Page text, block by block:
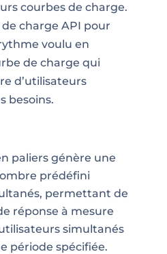
courbes de charge.
charge API pour
voulu en
de charge qui
d’utilisateurs
besoins.
paliers génère une
prédéfini
permettant de
réponse à mesure
simultanés
période spécifiée.